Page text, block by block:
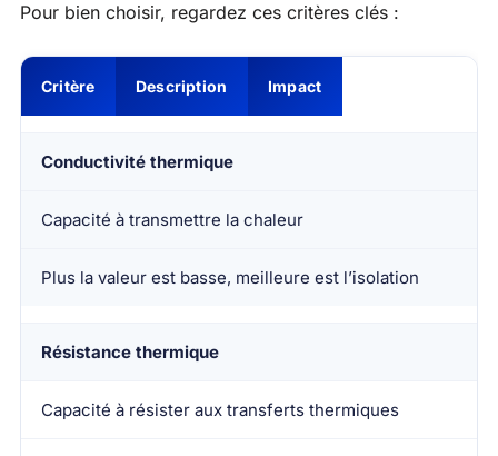
Pour bien choisir, regardez ces critères clés :
Critère Description Impact
Conductivité thermique
Capacité à transmettre la chaleur
Plus la valeur est basse, meilleure est l’isolation
Résistance thermique
Capacité à résister aux transferts thermiques